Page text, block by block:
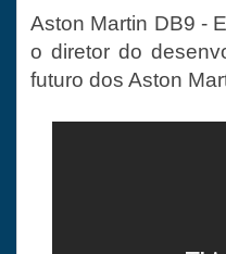
Aston Martin DB9 -
o diretor do
futuro dos Aston